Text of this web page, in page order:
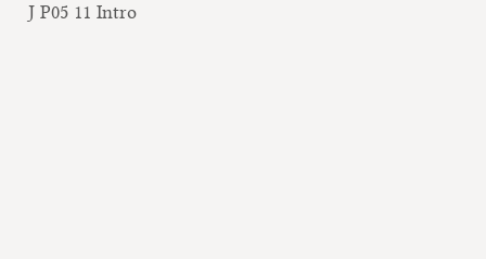
J P05 11 Intro